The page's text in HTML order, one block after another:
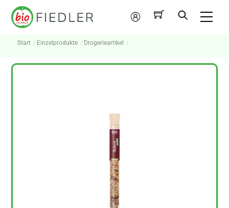
Skip
Mein
Konto
Start Einzelprodukte Drogerieartikel